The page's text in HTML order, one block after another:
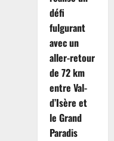
défi
fulgurant
avec un
aller-retour
de 72 km
entre Val-
d’Isère et
le Grand
Paradis